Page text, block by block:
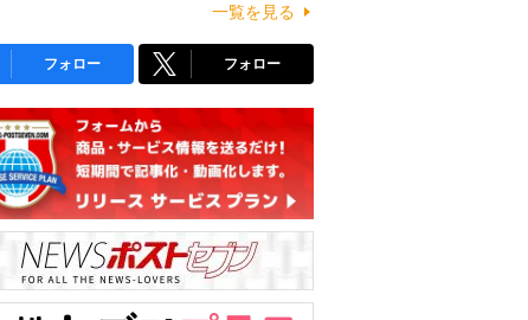
一覧を見る
フォロー フォロー